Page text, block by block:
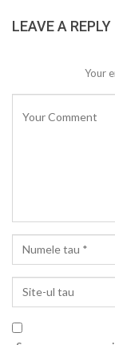
LEAVE A REPLY
Your